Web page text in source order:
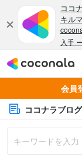
会員
ココナラブログ